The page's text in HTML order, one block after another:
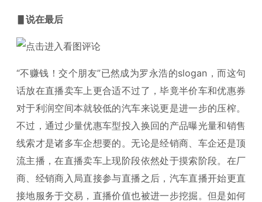
▋说在最后
“不赚钱！交个朋友”已然成为罗永浩的slogan，而这句
话放在直播卖车上更合适不过了，毕竟半价车和优惠券
对于利润空间本就较低的汽车来说更是进一步的压榨。
不过，通过少量优惠车型投入换回的产品曝光量和销售
线索才是诸多车企想要的。无论是经销商、车企还是顶
流主播，在直播卖车上现阶段依然处于摸索阶段。在厂
商、经销商入局直接参与直播之后，汽车直播开始更直
接地服务于交易，直播价值也被进一步挖掘。但是如何